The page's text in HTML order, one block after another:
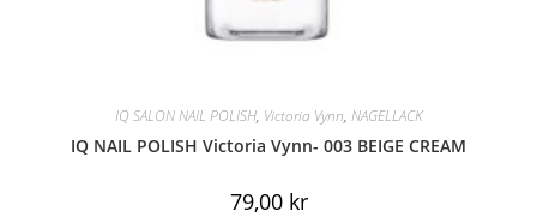
IQ SALON NAIL POLISH, Victoria Vynn, NAGELLACK
IQ NAIL POLISH Victoria Vynn- 003 BEIGE CREAM
79,00 kr